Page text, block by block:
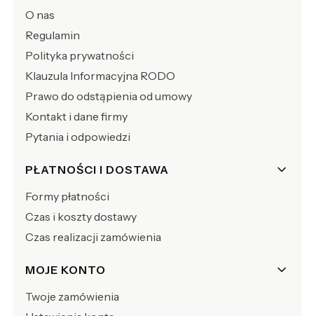
O nas
Regulamin
Polityka prywatności
Klauzula Informacyjna RODO
Prawo do odstąpienia od umowy
Kontakt i dane firmy
Pytania i odpowiedzi
PŁATNOŚCI I DOSTAWA
Formy płatności
Czas i koszty dostawy
Czas realizacji zamówienia
MOJE KONTO
Twoje zamówienia